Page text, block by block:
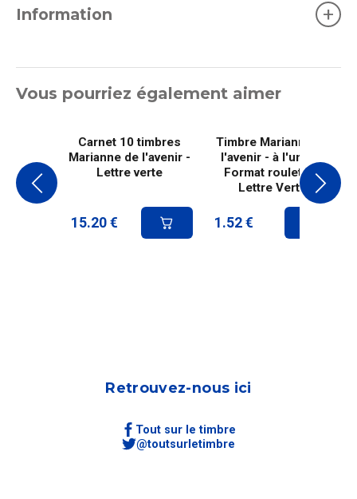
Information +
Vous pourriez également aimer
Carnet 10 timbres
Marianne de l'avenir -
Lettre verte
15.20 €
Timbre Marianne de
l'avenir - à l'unité -
Format roulette -
Lettre Verte
1.52 €
Retrouvez-nous ici
Tout sur le timbre
@toutsurletimbre